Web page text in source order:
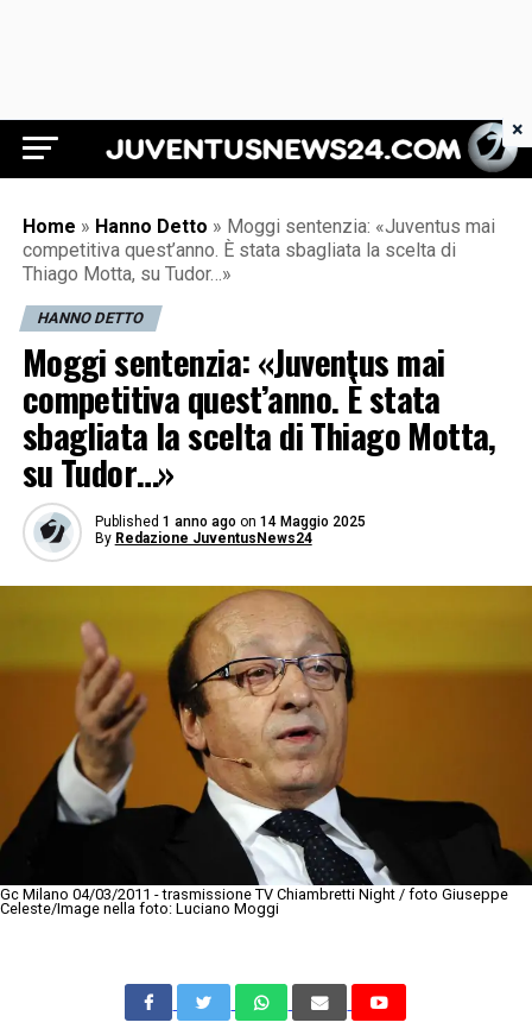
Juventus News 24
Home » Hanno Detto » Moggi sentenzia: «Juventus mai
competitiva quest’anno. È stata sbagliata la scelta di
Thiago Motta, su Tudor…»
HANNO DETTO
Moggi sentenzia: «Juventus mai
competitiva quest’anno. È stata
sbagliata la scelta di Thiago Motta,
su Tudor…»
Published 1 anno ago on 14 Maggio 2025
By Redazione JuventusNews24
Gc Milano 04/03/2011 - trasmissione TV Chiambretti Night / foto Giuseppe
Celeste/Image nella foto: Luciano Moggi
×